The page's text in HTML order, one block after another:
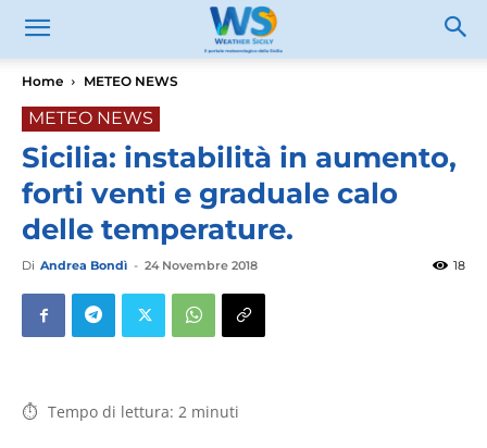
Home METEO NEWS
METEO NEWS
Sicilia: instabilità in aumento,
forti venti e graduale calo
delle temperature.
Di Andrea Bondì - 24 Novembre 2018 18
Tempo di lettura: 2 minuti